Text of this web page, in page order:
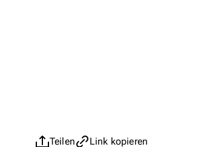
Teilen Link kopieren